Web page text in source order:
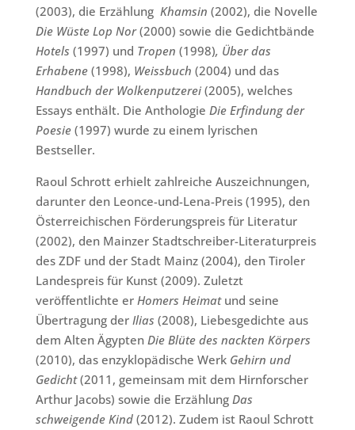
(2003), die Erzählung Khamsin (2002), die Novelle
Die Wüste Lop Nor(2000) sowie die Gedichtbände
Hotels (1997) und Tropen (1998), Über das
Erhabene(1998), Weissbuch (2004) und das
Handbuch der Wolkenputzerei(2005), welches
Essays enthält. Die Anthologie Die Erfindung der
Poesie(1997) wurde zu einem lyrischen
Bestseller.
Raoul Schrott erhielt zahlreiche Auszeichnungen,
darunter den Leonce-und-Lena-Preis (1995), den
Österreichischen Förderungspreis für Literatur
(2002), den Mainzer Stadtschreiber-Literaturpreis
des ZDF und der Stadt Mainz (2004), den Tiroler
Landespreis für Kunst (2009). Zuletzt
veröffentlichte er Homers Heimatund seine
Übertragung der Ilias (2008), Liebesgedichte aus
dem Alten Ägypten Die Blüte des nackten Körpers
(2010), das enzyklopädische Werk Gehirn und
Gedicht(2011, gemeinsam mit dem Hirnforscher
Arthur Jacobs) sowie die Erzählung Das
schweigende Kind(2012). Zudem ist Raoul Schrott